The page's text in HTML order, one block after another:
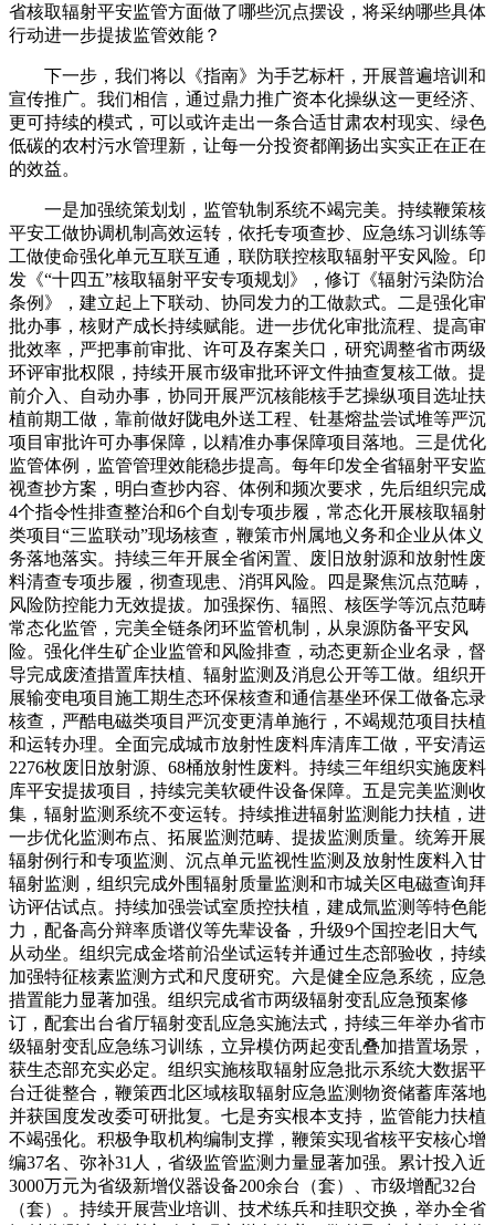
省核取辐射平安监管方面做了哪些沉点摆设，将采纳哪些具体
行动进一步提拔监管效能？
下一步，我们将以《指南》为手艺标杆，开展普遍培训和
宣传推广。我们相信，通过鼎力推广资本化操纵这一更经济、
更可持续的模式，可以或许走出一条合适甘肃农村现实、绿色
低碳的农村污水管理新，让每一分投资都阐扬出实实正在正在
的效益。
一是加强统策划划，监管轨制系统不竭完美。持续鞭策核
平安工做协调机制高效运转，依托专项查抄、应急练习训练等
工做使命强化单元互联互通，联防联控核取辐射平安风险。印
发《“十四五”核取辐射平安专项规划》，修订《辐射污染防治
条例》，建立起上下联动、协同发力的工做款式。二是强化审
批办事，核财产成长持续赋能。进一步优化审批流程、提高审
批效率，严把事前审批、许可及存案关口，研究调整省市两级
环评审批权限，持续开展市级审批环评文件抽查复核工做。提
前介入、自动办事，协同开展严沉核能核手艺操纵项目选址扶
植前期工做，靠前做好陇电外送工程、钍基熔盐尝试堆等严沉
项目审批许可办事保障，以精准办事保障项目落地。三是优化
监管体例，监管管理效能稳步提高。每年印发全省辐射平安监
视查抄方案，明白查抄内容、体例和频次要求，先后组织完成
4个指令性排查整治和6个自划专项步履，常态化开展核取辐射
类项目“三监联动”现场核查，鞭策市州属地义务和企业从体义
务落地落实。持续三年开展全省闲置、废旧放射源和放射性废
料清查专项步履，彻查现患、消弭风险。四是聚焦沉点范畴，
风险防控能力无效提拔。加强探伤、辐照、核医学等沉点范畴
常态化监管，完美全链条闭环监管机制，从泉源防备平安风
险。强化伴生矿企业监管和风险排查，动态更新企业名录，督
导完成废渣措置库扶植、辐射监测及消息公开等工做。组织开
展输变电项目施工期生态环保核查和通信基坐环保工做备忘录
核查，严酷电磁类项目严沉变更清单施行，不竭规范项目扶植
和运转办理。全面完成城市放射性废料库清库工做，平安清运
2276枚废旧放射源、68桶放射性废料。持续三年组织实施废料
库平安提拔项目，持续完美软硬件设备保障。五是完美监测收
集，辐射监测系统不变运转。持续推进辐射监测能力扶植，进
一步优化监测布点、拓展监测范畴、提拔监测质量。统筹开展
辐射例行和专项监测、沉点单元监视性监测及放射性废料入甘
辐射监测，组织完成外围辐射质量监测和市城关区电磁查询拜
访评估试点。持续加强尝试室质控扶植，建成氚监测等特色能
力，配备高分辩率质谱仪等先辈设备，升级9个国控老旧大气
从动坐。组织完成金塔前沿坐试运转并通过生态部验收，持续
加强特征核素监测方式和尺度研究。六是健全应急系统，应急
措置能力显著加强。组织完成省市两级辐射变乱应急预案修
订，配套出台省厅辐射变乱应急实施法式，持续三年举办省市
级辐射变乱应急练习训练，立异模仿两起变乱叠加措置场景，
获生态部充实必定。组织实施核取辐射应急批示系统大数据平
台迁徙整合，鞭策西北区域核取辐射应急监测物资储蓄库落地
并获国度发改委可研批复。七是夯实根本支持，监管能力扶植
不竭强化。积极争取机构编制支撑，鞭策实现省核平安核心增
编37名、弥补31人，省级监管监测力量显著加强。累计投入近
3000万元为省级新增仪器设备200余台（套）、市级增配32台
（套）。持续开展营业培训、技术练兵和挂职交换，举办全省